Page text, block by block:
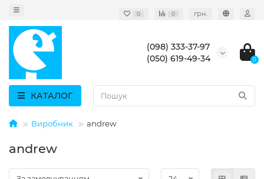
0 0 грн.
(098) 333-37-97
(050) 619-49-34
0
КАТАЛОГ
Виробник andrew
andrew